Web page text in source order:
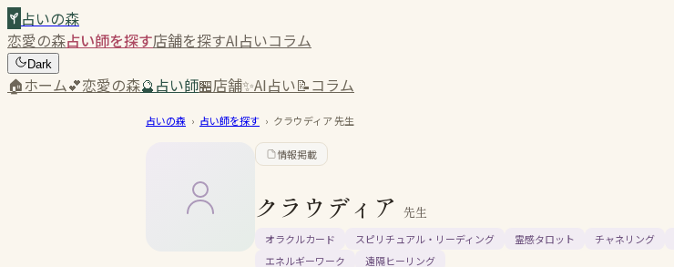
占いの森
恋愛の森占い師を探す店舗を探すAI占いコラム
Dark
🏠ホーム💕恋愛の森🔮占い師🏪店舗✨AI占い📝コラム
占いの森 › 占い師を探す › クラウディア先生
情報掲載
クラウディア 先生
オラクルカード スピリチュアル・リーディング 霊感タロット チャネリング
エネルギーワーク
遠隔ヒーリング